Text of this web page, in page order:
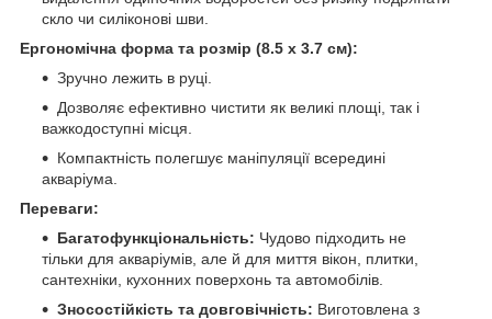
скло чи силіконові шви.
Ергономічна форма та розмір (8.5 х 3.7 см):
Зручно лежить в руці.
Дозволяє ефективно чистити як великі площі, так і
важкодоступні місця.
Компактність полегшує маніпуляції всередині
акваріума.
Переваги:
Багатофункціональність: Чудово підходить не
тільки для акваріумів, але й для миття вікон, плитки,
сантехніки, кухонних поверхонь та автомобілів.
Зносостійкість та довговічність: Виготовлена з